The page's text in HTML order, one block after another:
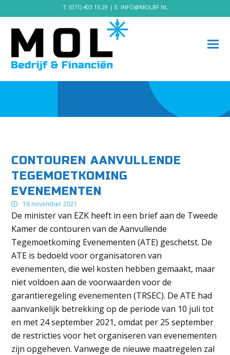
T: (071) 403 15 29 | E: INFO@MOLBF.NL
CONTOUREN AANVULLENDE
TEGEMOETKOMING
EVENEMENTEN
18 november 2021
De minister van EZK heeft in een brief aan de Tweede
Kamer de contouren van de Aanvullende
Tegemoetkoming Evenementen (ATE) geschetst. De
ATE is bedoeld voor organisatoren van
evenementen, die wel kosten hebben gemaakt, maar
niet voldoen aan de voorwaarden voor de
garantieregeling evenementen (TRSEC). De ATE had
aanvankelijk betrekking op de periode van 10 juli tot
en met 24 september 2021, omdat per 25 september
de restricties voor het organiseren van evenementen
zijn opgeheven. Vanwege de nieuwe maatregelen zal